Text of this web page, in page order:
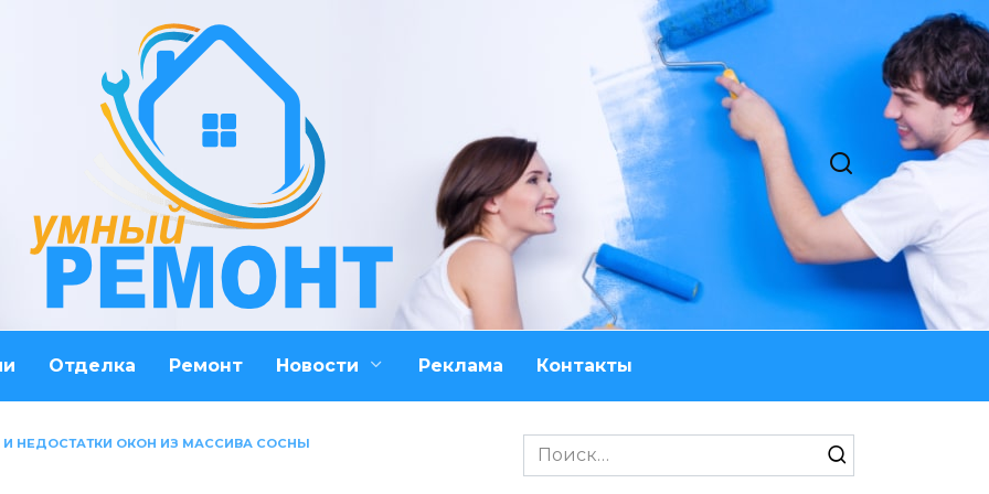
Отделка Ремонт Новости Реклама Контакты
НЕДОСТАТКИ ОКОН ИЗ МАССИВА СОСНЫ
Search
for: